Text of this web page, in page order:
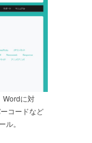
Wordに対
コードなど
。